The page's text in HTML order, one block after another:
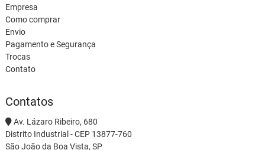
Empresa
Como comprar
Envio
Pagamento e Segurança
Trocas
Contato
Contatos
Av. Lázaro Ribeiro, 680
Distrito Industrial - CEP 13877-760
São João da Boa Vista, SP